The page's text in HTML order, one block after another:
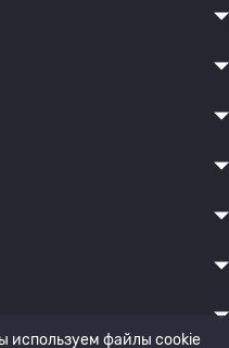
используем файлы cookie